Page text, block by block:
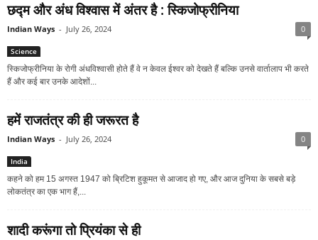
छद्म और अंध विश्‍वास में अंतर है : स्किजोफ्रीनिया
Indian Ways - July 26, 2024 0
Science
स्किजोफ्रीनिया के रोगी अंधविश्‍वासी होते हैं वे न केवल ईश्‍वर को देखते हैं बल्कि उनसे वार्तालाप भी करते
हैं और कई बार उनके आदेशों...
हमें राजतंत्र की ही जरूरत है
Indian Ways - July 26, 2024 0
India
कहने को हम 15 अगस्‍त 1947 को ब्रिटिश हुकूमत से आजाद हो गए, और आज दुनिया के सबसे बड़े
लोकतंत्र का एक भाग हैं,...
शादी करूंगा तो प्रियंका से ही